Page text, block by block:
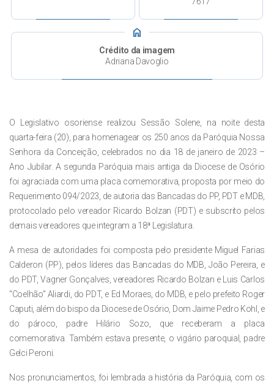
home
Crédito da imagem
Adriana Davoglio
O Legislativo osoriense realizou Sessão Solene, na noite desta
quarta-feira (20), para homenagear os 250 anos da Paróquia Nossa
Senhora da Conceição, celebrados no dia 18 de janeiro de 2023 –
Ano Jubilar. A segunda Paróquia mais antiga da Diocese de Osório
foi agraciada com uma placa comemorativa, proposta por meio do
Requerimento 094/2023, de autoria das Bancadas do PP, PDT e MDB,
protocolado pelo vereador Ricardo Bolzan (PDT) e subscrito pelos
demais vereadores que integram a 18ª Legislatura.
A mesa de autoridades foi composta pelo presidente Miguel Farias
Calderon (PP), pelos líderes das Bancadas do MDB, João Pereira, e
do PDT, Vagner Gonçalves, vereadores Ricardo Bolzan e Luis Carlos
“Coelhão” Aliardi, do PDT, e Ed Moraes, do MDB, e pelo prefeito Roger
Caputi, além do bispo da Diocese de Osório, Dom Jaime Pedro Kohl, e
do pároco, padre Hilário Sozo, que receberam a placa
comemorativa. Também estava presente, o vigário paroquial, padre
Gelci Peroni.
Nos pronunciamentos, foi lembrada a história da Paróquia, com os